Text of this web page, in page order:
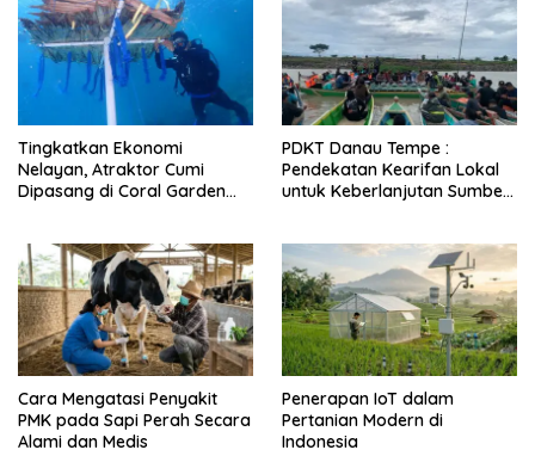
Tingkatkan Ekonomi
Nelayan, Atraktor Cumi
Dipasang di Coral Garden
PDKT Danau Tempe :
Pendekatan Kearifan Lokal
untuk Keberlanjutan Sumber
Cara Mengatasi Penyakit
PMK pada Sapi Perah Secara
Alami dan Medis
Penerapan IoT dalam
Pertanian Modern di
Indonesia